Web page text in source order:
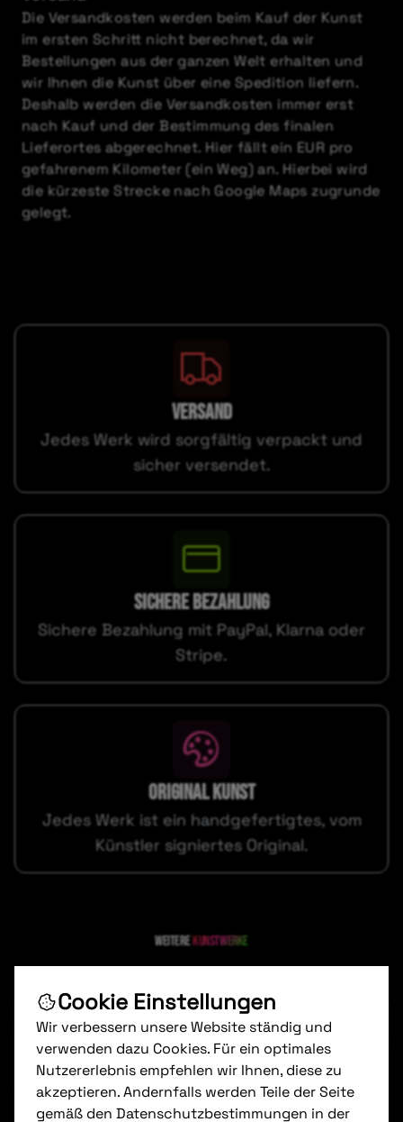
Die Versandkosten werden beim Kauf der Kunst
im ersten Schritt nicht berechnet, da wir
Bestellungen aus der ganzen Welt erhalten und
wir Ihnen die Kunst über eine Spedition liefern.
Deshalb werden die Versandkosten immer erst
nach Kauf und der Bestimmung des finalen
Lieferortes abgerechnet. Hier fällt ein EUR pro
gefahrenem Kilometer (ein Weg) an. Hierbei wird
die kürzeste Strecke nach Google Maps zugrunde
gelegt.
VERSAND
Jedes Werk wird sorgfältig verpackt und
sicher versendet.
SICHERE BEZAHLUNG
Sichere Bezahlung mit PayPal, Klarna oder
Stripe.
ORIGINAL KUNST
Jedes Werk ist ein handgefertigtes, vom
Künstler signiertes Original.
Weiterekunstwerke
Cookie Einstellungen
Wir verbessern unsere Website ständig und
verwenden dazu Cookies. Für ein optimales
Nutzererlebnis empfehlen wir Ihnen, diese zu
akzeptieren. Andernfalls werden Teile der Seite
gemäß den Datenschutzbestimmungen in der